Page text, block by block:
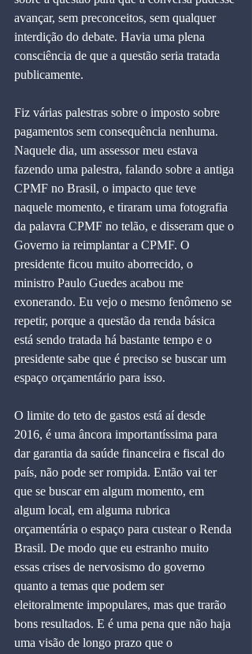
avançar, sem preconceitos, sem qualquer
interdição do debate. Havia uma plena
consciência de que a questão seria tratada
publicamente.
Fiz várias palestras sobre o imposto sobre
pagamentos sem consequência nenhuma.
Naquele dia, um assessor meu estava
fazendo uma palestra, falando sobre a antiga
CPMF no Brasil, o impacto que teve
naquele momento, e tiraram uma fotografia
da palavra CPMF no telão, e disseram que o
Governo ia reimplantar a CPMF. O
presidente ficou muito aborrecido, o
ministro Paulo Guedes acabou me
exonerando. Eu vejo o mesmo fenômeno se
repetir, porque a questão da renda básica
está sendo tratada há bastante tempo e o
presidente sabe que é preciso se buscar um
espaço orçamentário para isso.
O limite do teto de gastos está aí desde
2016, é uma âncora importantíssima para
dar garantia da saúde financeira e fiscal do
país, não pode ser rompida. Então vai ter
que se buscar em algum momento, em
algum local, em alguma rubrica
orçamentária o espaço para custear o Renda
Brasil. De modo que eu estranho muito
essas crises de nervosismo do governo
quanto a temas que podem ser
eleitoralmente impopulares, mas que trarão
bons resultados. E é uma pena que não haja
uma visão de longo prazo que o